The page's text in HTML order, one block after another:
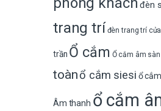
đèn
trang trí đèn trang trí
trần Ổ cắm Ổ cắm âm sàn
toànổ cắm siesi ổ
Âm thanh ổ cắm